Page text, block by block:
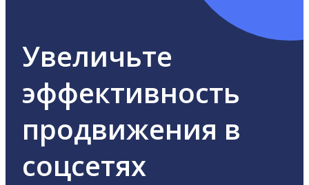
Увеличьте
эффективность
продвижения в
соцсетях